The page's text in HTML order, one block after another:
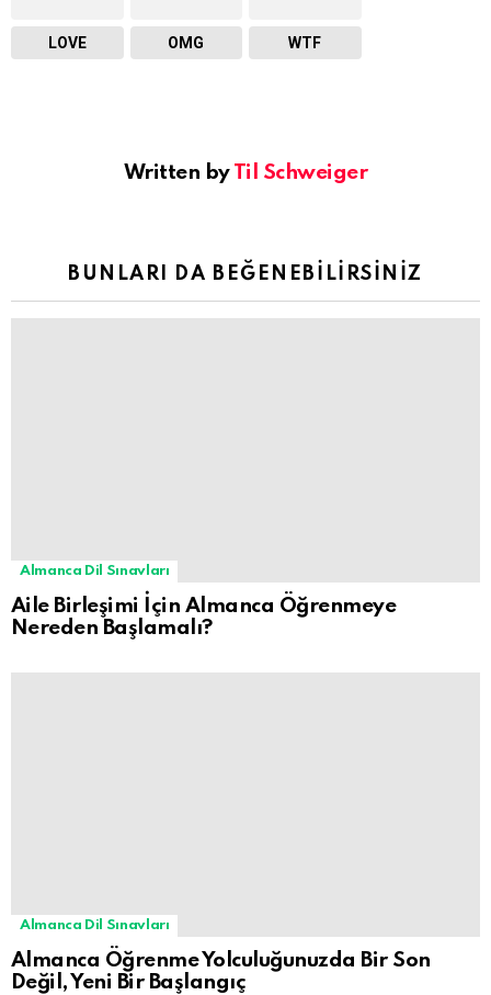
LOVE OMG WTF
Written by Til Schweiger
BUNLARI DA BEĞENEBILIRSINIZ
Almanca Dil Sınavları
Aile Birleşimi İçin Almanca Öğrenmeye
Nereden Başlamalı?
Almanca Dil Sınavları
Almanca Öğrenme Yolculuğunuzda Bir Son
Değil, Yeni Bir Başlangıç